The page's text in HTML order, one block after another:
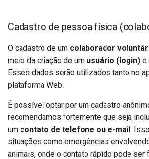
z
a
n
d
o
b
s
Observado
Problemas observados
Condição física do animal
Quantidade observada de
animais
Notificação no Aplicativo
Dicionário de dados
Cadastro de pessoa física
O cadastro de um colaborador
meio da criação de um usuário (login) e
Esses dados serão utilizados tanto no
plataforma Web.
É possível optar por um cadastro
recomendamos fortemente que seja
um contato de telefone ou e-mail.
situações como emergências
animais, onde o contato rápido pode ser